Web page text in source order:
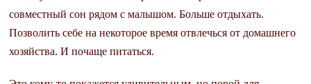
совместный сон рядом с малышом. Больше отдыхать.
Позволить себе на некоторое время отвлечься от домашнего
хозяйства. И почаще питаться.